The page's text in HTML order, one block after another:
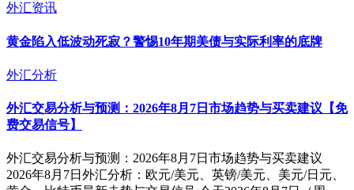
外汇资讯
黄金陷入低波动死寂？警惕10年期美债与实际利率的底牌
外汇分析
外汇交易分析与预测：2026年8月7日市场趋势与买卖建议【免
费交易信号】
外汇交易分析与预测：2026年8月7日市场趋势与买卖建议
2026年8月7日外汇分析：欧元/美元、英镑/美元、美元/日元、